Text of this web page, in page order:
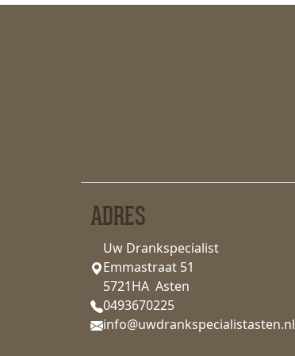
ADRES
Uw Drankspecialist
Emmastraat 51
5721HA Asten
0493670225
info@uwdrankspecialistasten.nl